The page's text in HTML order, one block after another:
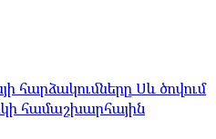
հարձակումները Սև ծովում
համաշխարհային